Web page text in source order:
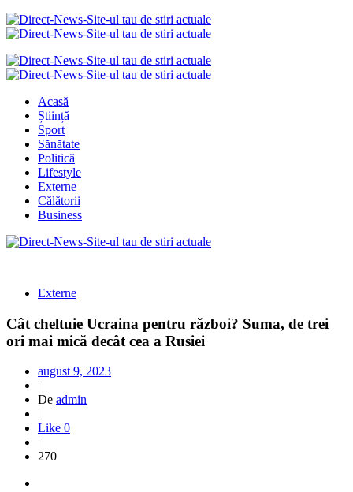
Acasă
Știință
Sport
Sănătate
Politică
Lifestyle
Externe
Călătorii
Business
Externe
Cât cheltuie Ucraina pentru război? Suma, de trei
ori mai mică decât cea a Rusiei
august 9, 2023
|
De admin
|
Like 0
|
270